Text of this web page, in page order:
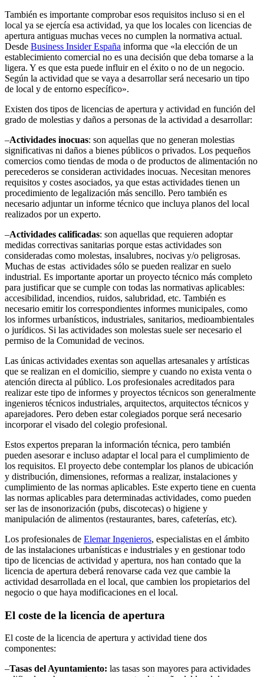
También es importante comprobar esos requisitos incluso si en el
local ya se ejercía esa actividad, ya que los locales con licencias de
apertura antiguas muchas veces no cumplen la normativa actual.
Desde Business Insider España informa que «la elección de un
establecimiento comercial no es una decisión que deba tomarse a la
ligera. Y es que esta puede influir en el éxito o no de un negocio.
Según la actividad que se vaya a desarrollar será necesario un tipo
de local y de entorno específico».
Existen dos tipos de licencias de apertura y actividad en función del
grado de molestias y daños a personas de la actividad a desarrollar:
–Actividades inocuas: son aquellas que no generan molestias
significativas ni daños a bienes públicos o privados. Los pequeños
comercios como tiendas de moda o de productos de alimentación no
perecederos se consideran actividades inocuas. Necesitan menores
requisitos y costes asociados, ya que estas actividades tienen un
procedimiento de legalización más sencillo. Pero también es
necesario adjuntar un informe técnico que incluya planos del local
realizados por un experto.
–Actividades calificadas: son aquellas que requieren adoptar
medidas correctivas sanitarias porque estas actividades son
consideradas como molestas, insalubres, nocivas y/o peligrosas.
Muchas de estas actividades sólo se pueden realizar en suelo
industrial. Es importante aportar un proyecto técnico más completo
para justificar que se cumple con todas las normativas aplicables:
accesibilidad, incendios, ruidos, salubridad, etc. También es
necesario emitir los correspondientes informes municipales, como
los informes urbanísticos, industriales, sanitarios, medioambientales
o jurídicos. Si las actividades son molestas suele ser necesario el
permiso de la Comunidad de vecinos.
Las únicas actividades exentas son aquellas artesanales y artísticas
que se realizan en el domicilio, siempre y cuando no exista venta o
atención directa al público. Los profesionales acreditados para
realizar este tipo de informes y proyectos técnicos son generalmente
ingenieros técnicos industriales, arquitectos, arquitectos técnicos y
aparejadores. Pero deben estar colegiados porque será necesario
incorporar el visado del colegio profesional.
Estos expertos preparan la información técnica, pero también
pueden asesorar e incluso adaptar el local para el cumplimiento de
los requisitos. El proyecto debe contemplar los planos de ubicación
y distribución, dimensiones, reformas a realizar, instalaciones y
cumplimiento de las normas aplicables. Este experto tiene en cuenta
las normas aplicables para determinadas actividades, como pueden
ser las de insonorización (pubs, discotecas) o higiene y
manipulación de alimentos (restaurantes, bares, cafeterías, etc).
Los profesionales de Elemar Ingenieros, especialistas en el ámbito
de las instalaciones urbanísticas e industriales y en gestionar todo
tipo de licencias de actividad y apertura, nos han contado que la
licencia de apertura deberá renovarse cada vez que cambie la
actividad desarrollada en el local, que cambien los propietarios del
negocio o que haya modificaciones en el local.
El coste de la licencia de apertura
El coste de la licencia de apertura y actividad tiene dos
componentes:
–Tasas del Ayuntamiento: las tasas son mayores para actividades